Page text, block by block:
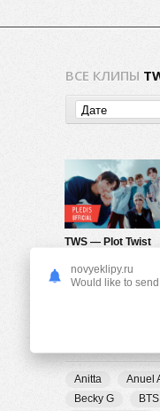
ВСЕ КЛИПЫ
TWS — Plot Twist
Anitta Anuel
Becky G
BTS
novyeklipy.ru
Would like to